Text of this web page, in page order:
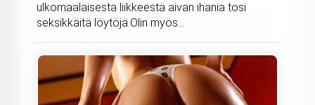
ulkomaalaisesta liikkeestä aivan ihania tosi
seksikkäitä löytöjä.Olin myös...